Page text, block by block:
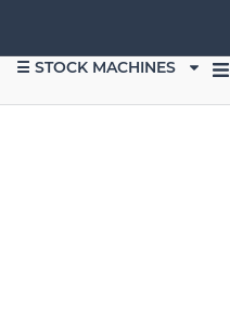
☰ STOCK MACHINES